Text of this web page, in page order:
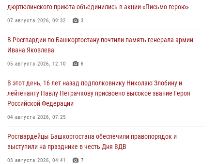
дюртюлинского приюта объединились в акции «Письмо герою»
07 августа 2026, 09:32 3
В Росгвардии по Башкортостану почтили память генерала армии
Ивана Яковлева
05 августа 2026, 12:10 6
В этот день, 16 лет назад подполковнику Николаю Злобину и
лейтенанту Павлу Петрачкову присвоено высокое звание Героя
Российской Федерации
04 августа 2026, 07:25
Росгвардейцы Башкортостана обеспечили правопорядок и
выступили на празднике в честь Дня ВДВ
03 августа 2026, 04:41 7